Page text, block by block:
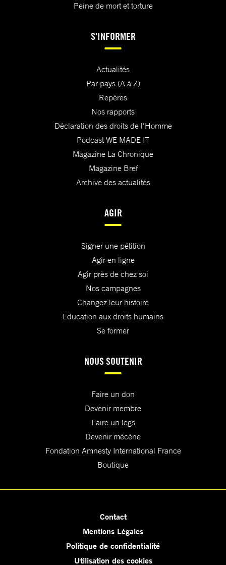
Peine de mort et torture
S'INFORMER
Actualités
Par pays (A à Z)
Repères
Nos rapports
Déclaration des droits de l'Homme
Podcast WE MADE IT
Magazine La Chronique
Magazine Bref
Archive des actualités
AGIR
Signer une pétition
Agir en ligne
Agir près de chez soi
Nos campagnes
Changez leur histoire
Education aux droits humains
Se former
NOUS SOUTENIR
Faire un don
Devenir membre
Faire un legs
Devenir mécène
Fondation Amnesty International France
Boutique
Contact
Mentions Légales
Politique de confidentialité
Utilisation des cookies